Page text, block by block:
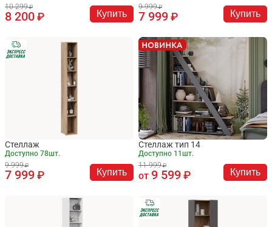
10 299
8 200 Купить
9 999
7 999 Купить
Стеллаж
Доступно 78шт.
9 999
7 999 Купить
Стеллаж тип 14
Доступно 11шт.
11 999
от 9 599 Купить